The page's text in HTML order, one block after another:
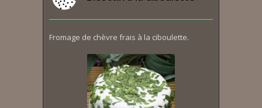
Fromage de chèvre frais à la ciboulette.